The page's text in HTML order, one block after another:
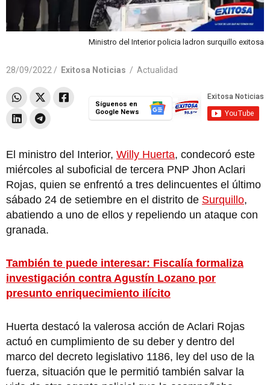
Ministro del Interior policia ladron surquillo exitosa
28/09/2022 / Exitosa Noticias / Actualidad
Síguenos en
Google News
El ministro del Interior, Willy Huerta, condecoró este
miércoles al suboficial de tercera PNP Jhon Aclari
Rojas, quien se enfrentó a tres delincuentes el último
sábado 24 de setiembre en el distrito de Surquillo,
abatiendo a uno de ellos y repeliendo un ataque con
granada.
También te puede interesar: Fiscalía formaliza
investigación contra Agustín Lozano por
presunto enriquecimiento ilícito
Huerta destacó la valerosa acción de Aclari Rojas
actuó en cumplimiento de su deber y dentro del
marco del decreto legislativo 1186, ley del uso de la
fuerza, situación que le permitió también salvar la